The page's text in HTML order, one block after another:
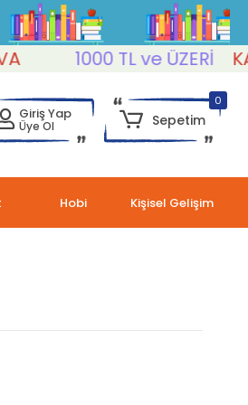
1000 TL ve ÜZERİ
Giriş Yap
Üye Ol
0
Sepetim
Hobi Kişisel Gelişim